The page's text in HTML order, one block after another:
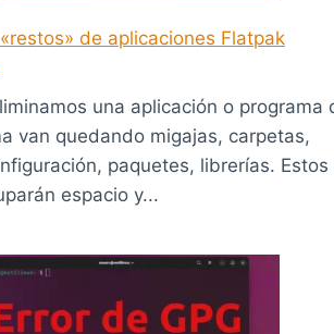
de aplicaciones Flatpak
una aplicación o programa
van quedando migajas, carpetas,
paquetes, librerías. Estos
espacio y...